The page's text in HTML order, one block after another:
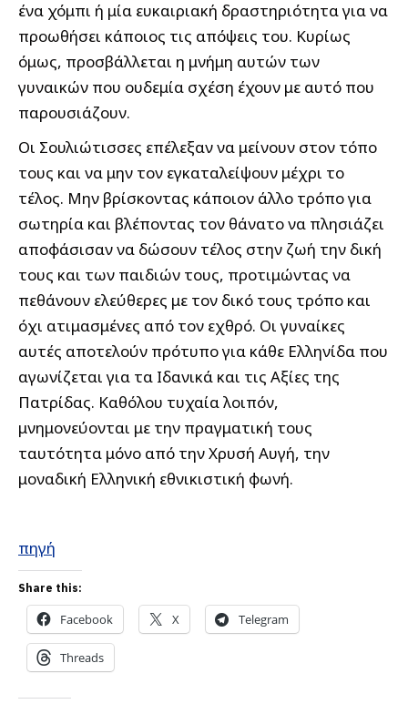
ένα χόμπι ή μία ευκαιριακή δραστηριότητα για να
προωθήσει κάποιος τις απόψεις του. Κυρίως
όμως, προσβάλλεται η μνήμη αυτών των
γυναικών που ουδεμία σχέση έχουν με αυτό που
παρουσιάζουν.
Οι Σουλιώτισσες επέλεξαν να μείνουν στον τόπο
τους και να μην τον εγκαταλείψουν μέχρι το
τέλος. Μην βρίσκοντας κάποιον άλλο τρόπο για
σωτηρία και βλέποντας τον θάνατο να πλησιάζει
αποφάσισαν να δώσουν τέλος στην ζωή την δική
τους και των παιδιών τους, προτιμώντας να
πεθάνουν ελεύθερες με τον δικό τους τρόπο και
όχι ατιμασμένες από τον εχθρό. Οι γυναίκες
αυτές αποτελούν πρότυπο για κάθε Ελληνίδα που
αγωνίζεται για τα Ιδανικά και τις Αξίες της
Πατρίδας. Καθόλου τυχαία λοιπόν,
μνημονεύονται με την πραγματική τους
ταυτότητα μόνο από την Χρυσή Αυγή, την
μοναδική Ελληνική εθνικιστική φωνή.
πηγή
Share this:
Facebook X Telegram
Threads